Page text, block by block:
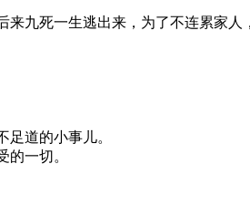
九死一生逃出来，为了不连累家
道的小事儿。
一切。